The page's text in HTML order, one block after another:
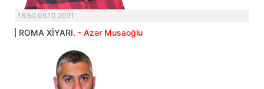
18:50 05.10.2021
ROMA XİYARI. - Azər Musaoğlu